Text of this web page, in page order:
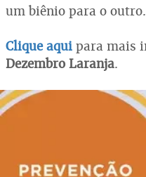
um biênio para o outro.
Clique aqui para mais
Dezembro Laranja.